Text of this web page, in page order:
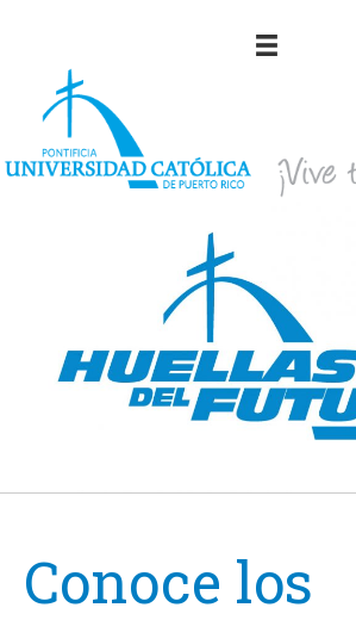
Conoce los